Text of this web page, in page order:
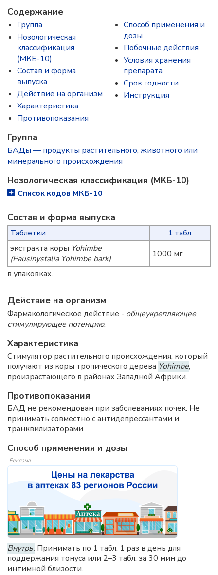
Содержание
Группа
Нозологическая
классификация
(МКБ-10)
Состав и форма
выпуска
Действие на организм
Характеристика
Противопоказания
Способ применения и
дозы
Побочные действия
Условия хранения
препарата
Срок годности
Инструкция
Группа
БАДы — продукты растительного, животного или
минерального происхождения
Нозологическая классификация (МКБ-10)
Список кодов МКБ-10
Состав и форма выпуска
Таблетки
1 табл.
экстракта коры Yohimbe
(Pausinystalia Yohimbe bark)
1000 мг
в упаковках.
Действие на организм
Фармакологическое действие - общеукрепляющее,
стимулирующее потенцию.
Характеристика
Стимулятор растительного происхождения, который
получают из коры тропического дерева Yohimbe,
произрастающего в районах Западной Африки.
Противопоказания
БАД не рекомендован при заболеваниях почек. Не
принимать совместно с антидепрессантами и
транквилизаторами.
Способ применения и дозы
Реклама
Внутрь. Принимать по 1 табл. 1 раз в день для
поддержания тонуса или 2–3 табл. за 30 мин до
интимной близости.